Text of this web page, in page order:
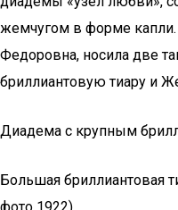
жемчугом в форме
Федоровна, носила две
бриллиантовую тиару и
Диадема с крупным
Большая бриллиантовая